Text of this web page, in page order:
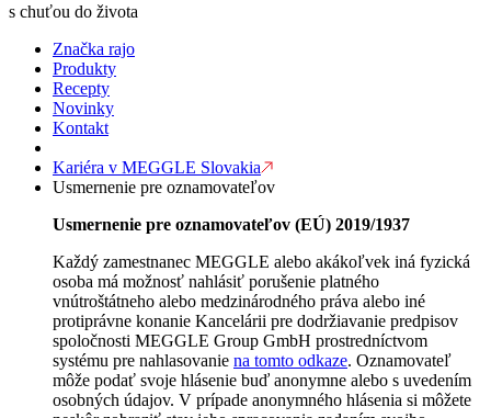
s chuťou do života
Značka rajo
Produkty
Recepty
Novinky
Kontakt
Kariéra v MEGGLE Slovakia
Usmernenie pre oznamovateľov
Usmernenie pre oznamovateľov (EÚ) 2019/1937
Každý zamestnanec MEGGLE alebo akákoľvek iná fyzická
osoba má možnosť nahlásiť porušenie platného
vnútroštátneho alebo medzinárodného práva alebo iné
protiprávne konanie Kancelárii pre dodržiavanie predpisov
spoločnosti MEGGLE Group GmbH prostredníctvom
systému pre nahlasovanie na tomto odkaze. Oznamovateľ
môže podať svoje hlásenie buď anonymne alebo s uvedením
osobných údajov. V prípade anonymného hlásenia si môžete